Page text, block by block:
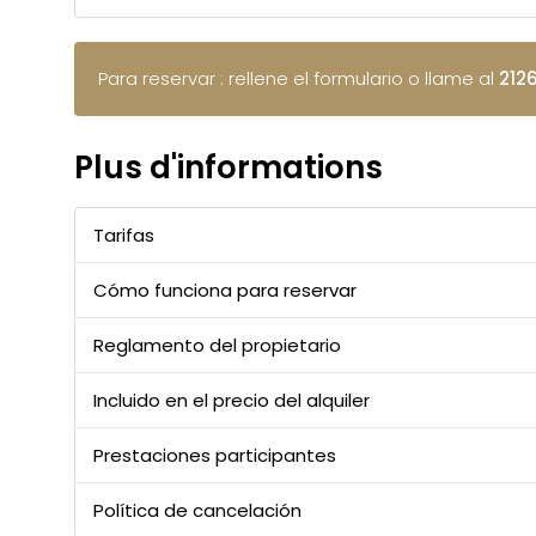
Para reservar : rellene el formulario o llame al
Plus d'informations
Tarifas
Cómo funciona para reservar
Reglamento del propietario
Incluido en el precio del alquiler
Prestaciones participantes
Política de cancelación